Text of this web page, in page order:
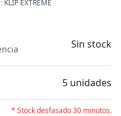
: KLIP EXTREME
Sin stock
5 unidades
* Stock desfasado 30 minutos.